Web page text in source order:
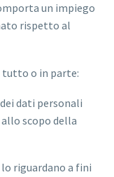
un impiego
rispetto al
tutto o in parte:
dati personali
scopo della
riguardano a fini